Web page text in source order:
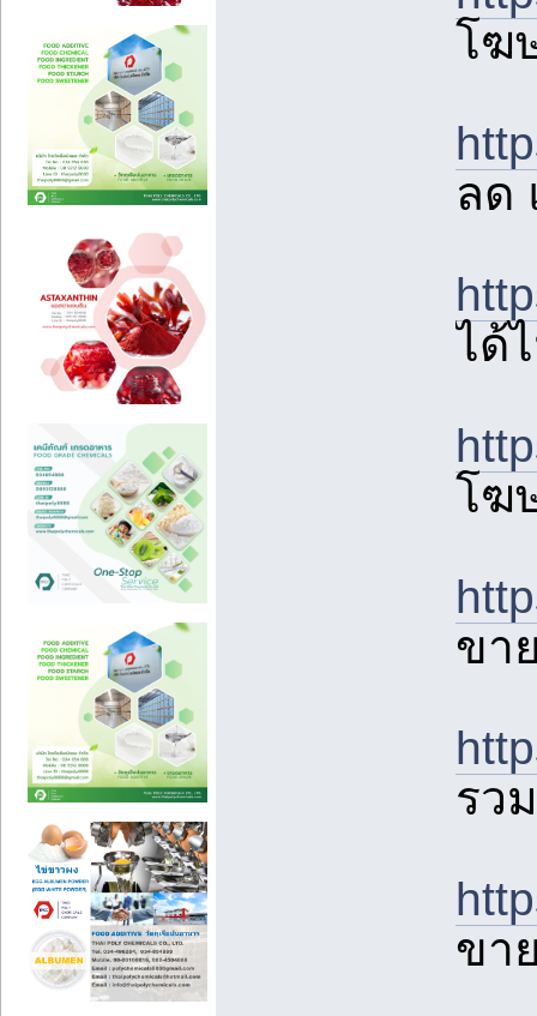
โฆ
ลด
ได้
โฆ
ขา
รว
ขา